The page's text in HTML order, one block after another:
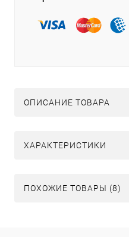
ОПИСАНИЕ ТОВАРА
ХАРАКТЕРИСТИКИ
ПОХОЖИЕ ТОВАРЫ (8)